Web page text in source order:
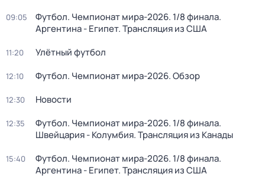
09:05
Футбол. Чемпионат мира-2026. 1/8 финала.
Аргентина - Египет. Трансляция из США
11:20 Улётный футбол
12:10 Футбол. Чемпионат мира-2026. Обзор
12:30 Новости
12:35
Футбол. Чемпионат мира-2026. 1/8 финала.
Швейцария - Колумбия. Трансляция из Канады
15:40
Футбол. Чемпионат мира-2026. 1/8 финала.
Аргентина - Египет. Трансляция из США